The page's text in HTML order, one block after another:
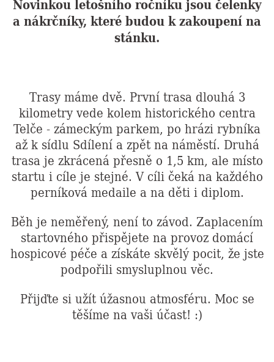
a nákrčníky, které budou k zakoupení na
stánku.
Trasy máme dvě. První trasa dlouhá 3
kilometry vede kolem historického centra
Telče - zámeckým parkem, po hrázi rybníka
až k sídlu Sdílení a zpět na náměstí. Druhá
trasa je zkrácená přesně o 1,5 km, ale místo
startu i cíle je stejné. V cíli čeká na každého
perníková medaile a na děti i diplom.
Běh je neměřený, není to závod. Zaplacením
startovného přispějete na provoz domácí
hospicové péče a získáte skvělý pocit, že jste
podpořili smysluplnou věc.
Přijďte si užít úžasnou atmosféru. Moc se
těšíme na vaši účast! :)